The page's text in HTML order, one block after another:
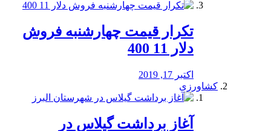
تکرار قیمت چهارشنبه فروش
دلار 11 400
اکتبر 17, 2019
کشاورزی
آغاز برداشت گیلاس در